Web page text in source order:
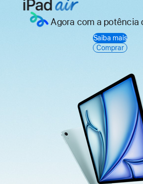
iPad
Air
Agora com a potência
Saiba mais
Comprar